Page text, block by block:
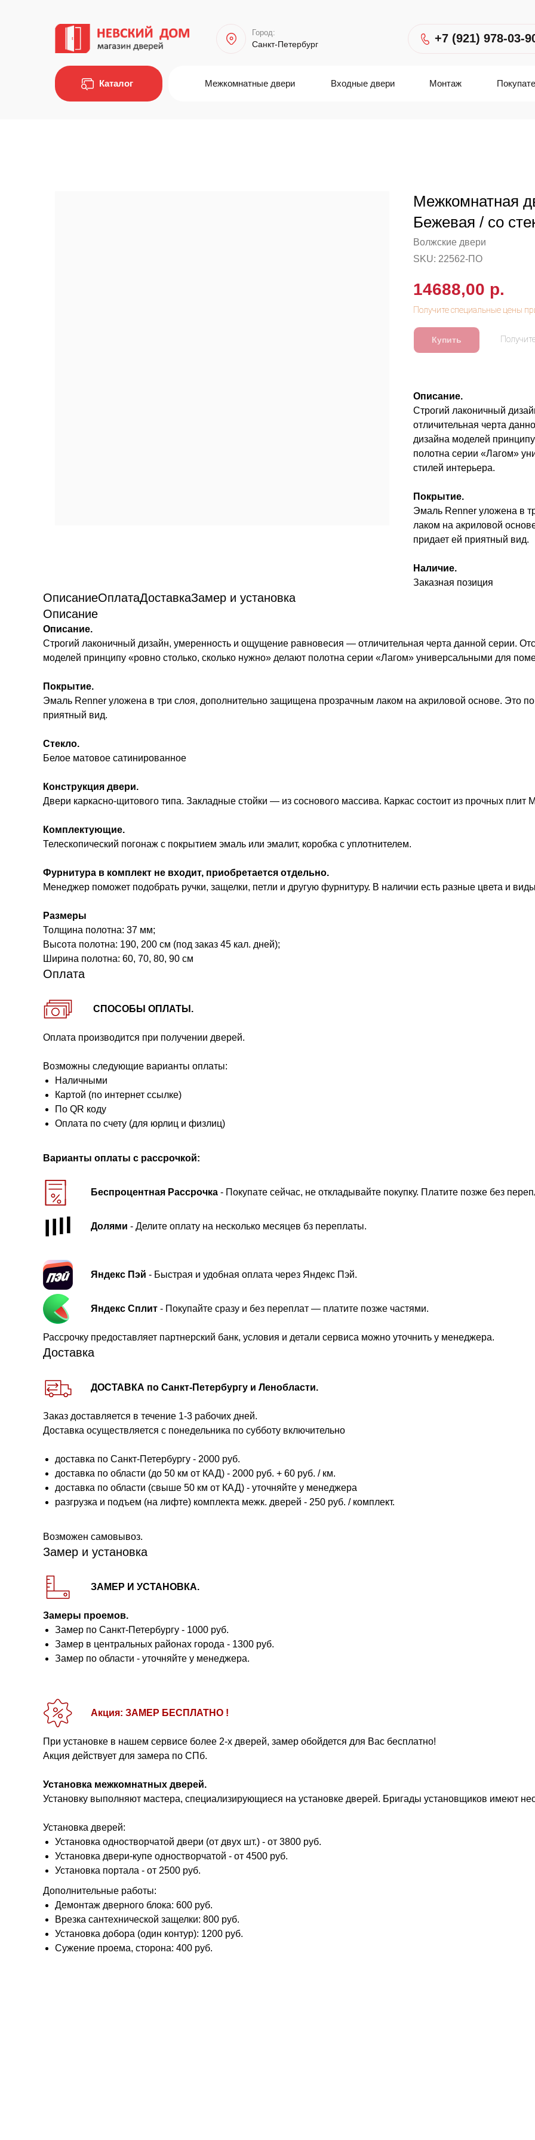
Город:
Санкт-Петербург +7 (921) 978-03-
Каталог Монтаж
Входные двери
Межкомнатные двери
Межкомнатная
Бежевая / со
Волжские двери
SKU: 22562-ПО
14688,00 р.
Купить
Описание.
Строгий лаконичный
отличительная черта
дизайна моделей
полотна серии «Лагом»
стилей интерьера.
Покрытие.
Эмаль Renner уложена в
лаком на акриловой
придает ей приятный вид.
Наличие.
Заказная позиция
ОписаниеОплатаДоставкаЗамер и установка
Описание
Описание.
Строгий лаконичный дизайн, умеренность и ощущение равновесия — отличительная черта данной серии.
моделей принципу «ровно столько, сколько нужно» делают полотна серии «Лагом» универсальными для
Покрытие.
Эмаль Renner уложена в три слоя, дополнительно защищена прозрачным лаком на акриловой основе. Это
приятный вид.
Стекло.
Белое матовое сатинированное
Конструкция двери.
Двери каркасно-щитового типа. Закладные стойки — из соснового массива. Каркас состоит из прочных
Комплектующие.
Телескопический погонаж с покрытием эмаль или эмалит, коробка с уплотнителем.
Фурнитура в комплект не входит, приобретается отдельно.
Менеджер поможет подобрать ручки, защелки, петли и другую фурнитуру. В наличии есть разные цвета и
Размеры
Толщина полотна: 37 мм;
Высота полотна: 190, 200 см (под заказ 45 кал. дней);
Ширина полотна: 60, 70, 80, 90 см
Оплата
СПОСОБЫ ОПЛАТЫ.
Оплата производится при получении дверей.
Возможны следующие варианты оплаты:
Наличными
Картой (по интернет ссылке)
По QR коду
Оплата по счету (для юрлиц и физлиц)
Варианты оплаты с рассрочкой:
Беспроцентная Рассрочка - Покупате сейчас, не откладывайте покупку. Платите позже без
Долями - Делите оплату на несколько месяцев бз переплаты.
Яндекс Пэй - Быстрая и удобная оплата через Яндекс Пэй.
Яндекс Сплит - Покупайте сразу и без переплат — платите позже частями.
Рассрочку предоставляет партнерский банк, условия и детали сервиса можно уточнить у менеджера.
Доставка
ДОСТАВКА по Санкт-Петербургу и Ленобласти.
Заказ доставляется в течение 1-3 рабочих дней.
Доставка осуществляется с понедельника по субботу включительно
доставка по Санкт-Петербургу - 2000 руб.
доставка по области (до 50 км от КАД) - 2000 руб. + 60 руб. / км.
доставка по области (свыше 50 км от КАД) - уточняйте у менеджера
разгрузка и подъем (на лифте) комплекта межк. дверей - 250 руб. / комплект.
Возможен самовывоз.
Замер и установка
ЗАМЕР И УСТАНОВКА.
Замеры проемов.
Замер по Санкт-Петербургу - 1000 руб.
Замер в центральных районах города - 1300 руб.
Замер по области - уточняйте у менеджера.
Акция: ЗАМЕР БЕСПЛАТНО !
При установке в нашем сервисе более 2-х дверей, замер обойдется для Вас бесплатно!
Акция действует для замера по СПб.
Установка межкомнатных дверей.
Установку выполняют мастера, специализирующиеся на установке дверей. Бригады установщиков имеют
Установка дверей:
Установка одностворчатой двери (от двух шт.) - от 3800 руб.
Установка двери-купе одностворчатой - от 4500 руб.
Установка портала - от 2500 руб.
Дополнительные работы:
Демонтаж дверного блока: 600 руб.
Врезка сантехнической защелки: 800 руб.
Установка добора (один контур): 1200 руб.
Сужение проема, сторона: 400 руб.